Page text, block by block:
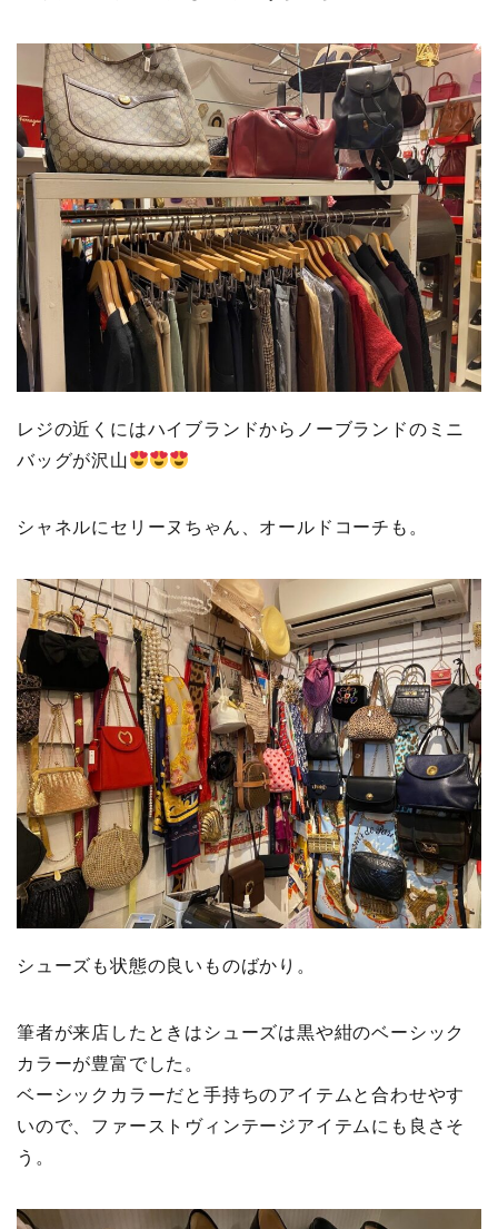
レジの近くにはハイブランドからノーブランドのミニ
バッグが沢山
シャネルにセリーヌちゃん、オールドコーチも。
シューズも状態の良いものばかり。
筆者が来店したときはシューズは黒や紺のベーシック
カラーが豊富でした。
ベーシックカラーだと手持ちのアイテムと合わせやす
いので、ファーストヴィンテージアイテムにも良さそ
う。